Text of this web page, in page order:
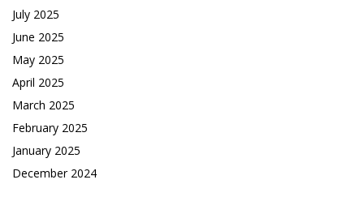
July 2025
June 2025
May 2025
April 2025
March 2025
February 2025
January 2025
December 2024